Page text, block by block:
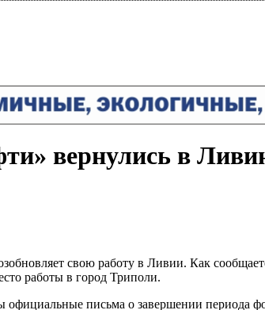
вернулись в
свою работу в Ливии. Как
работы в город Триполи.
официальные письма о завершении периода